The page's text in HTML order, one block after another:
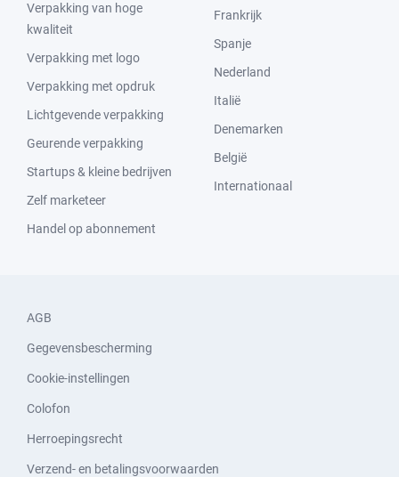
Verpakking van hoge
kwaliteit
Verpakking met logo
Verpakking met opdruk
Lichtgevende verpakking
Geurende verpakking
Startups & kleine bedrijven
Zelf marketeer
Handel op abonnement
Frankrijk
Spanje
Nederland
Italië
Denemarken
België
Internationaal
AGB
Gegevensbescherming
Cookie-instellingen
Colofon
Herroepingsrecht
Verzend- en betalingsvoorwaarden